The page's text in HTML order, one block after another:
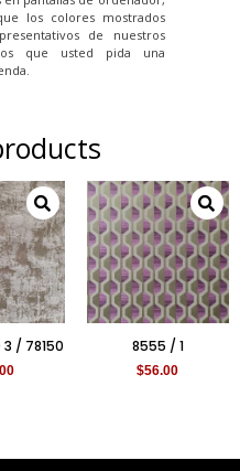
los colores mostrados
de nuestros
que usted pida una
3 / 78150 8555 / 1
$56.00